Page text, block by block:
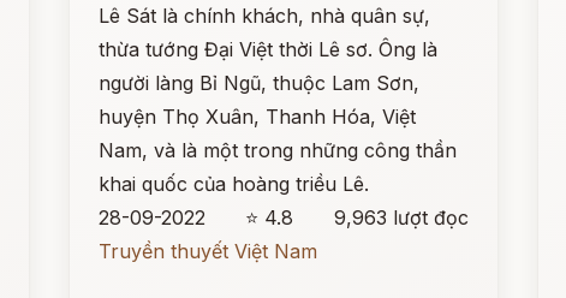
Lê Sát là chính khách, nhà quân sự,
thừa tướng Đại Việt thời Lê sơ. Ông là
người làng Bỉ Ngũ, thuộc Lam Sơn,
huyện Thọ Xuân, Thanh Hóa, Việt
Nam, và là một trong những công thần
khai quốc của hoàng triều Lê.
28-09-2022
⭐ 4.8
9,963 lượt đọc
Truyền thuyết Việt Nam